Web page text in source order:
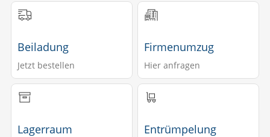
Beiladung
Jetzt bestellen
Firmenumzug
Hier anfragen
Lagerraum Entrümpelung